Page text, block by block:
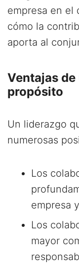
empresa en el
cómo la
aporta al
Ventajas
propósito
Un liderazgo
numerosas
Los
empresa
Los
mayor